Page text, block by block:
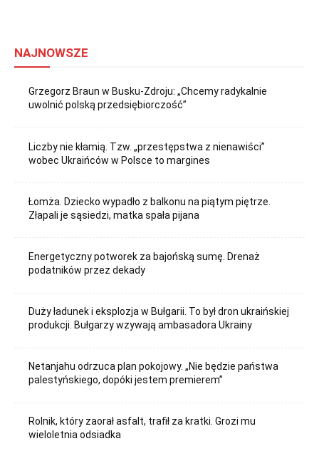
NAJNOWSZE
Grzegorz Braun w Busku-Zdroju: „Chcemy radykalnie
uwolnić polską przedsiębiorczość”
Liczby nie kłamią. Tzw. „przestępstwa z nienawiści”
wobec Ukraińców w Polsce to margines
Łomża. Dziecko wypadło z balkonu na piątym piętrze.
Złapali je sąsiedzi, matka spała pijana
Energetyczny potworek za bajońską sumę. Drenaż
podatników przez dekady
Duży ładunek i eksplozja w Bułgarii. To był dron ukraińskiej
produkcji. Bułgarzy wzywają ambasadora Ukrainy
Netanjahu odrzuca plan pokojowy. „Nie będzie państwa
palestyńskiego, dopóki jestem premierem”
Rolnik, który zaorał asfalt, trafił za kratki. Grozi mu
wieloletnia odsiadka